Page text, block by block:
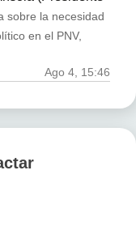
sobre la necesidad
en el PNV,
Ago 4, 15:46